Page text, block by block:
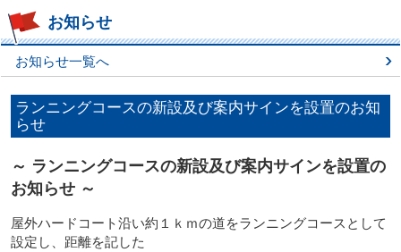
お知らせ
お知らせ一覧へ
ランニングコースの新設及び案内サインを設置のお知
らせ
～ ランニングコースの新設及び案内サインを設置の
お知らせ ～
屋外ハードコート沿い約１ｋｍの道をランニングコースとして
設定し、距離を記した